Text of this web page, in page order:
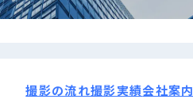
撮影の流れ撮影実績会社案内